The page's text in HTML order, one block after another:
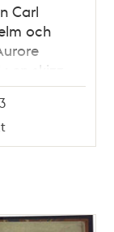
Carl
och
en skizz
den
verlden af